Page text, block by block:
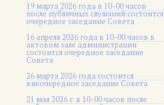
19 марта 2026 года в 10-00 часов
после публичных слушаний состоится
очередное заседание Совета
16 апреля 2026 года в 10-00 часов в
актовом зале администрации
состоится очередное заседание
Совета
26 марта 2026 года состоится
внеочередное заседание Совета
21 мая 2026 г. в 10-00 часов после